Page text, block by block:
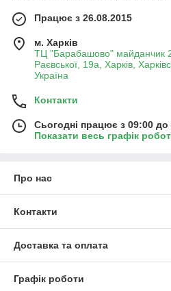
Працює з 26.08.2015
м. Харків
ТЦ "Барабашово" майданчик
Раєвської, 19а, Харків,
Україна
Контакти
Сьогодні працює з 09:00 до
Показати весь графік
Про нас
Контакти
Доставка та оплата
Графік роботи